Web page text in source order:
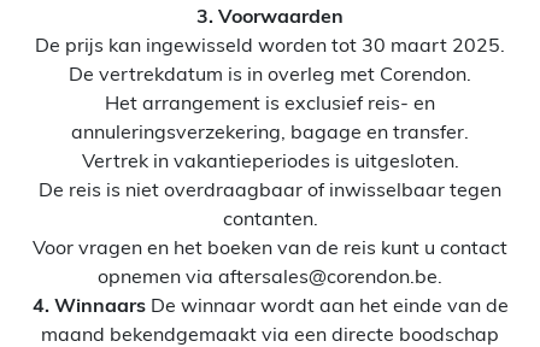
3. Voorwaarden
De prijs kan ingewisseld worden tot 30 maart 2025.
De vertrekdatum is in overleg met Corendon.
Het arrangement is exclusief reis- en
annuleringsverzekering, bagage en transfer.
Vertrek in vakantieperiodes is uitgesloten.
De reis is niet overdraagbaar of inwisselbaar tegen
contanten.
Voor vragen en het boeken van de reis kunt u contact
opnemen via aftersales@corendon.be.
4. WinnaarsDe winnaar wordt aan het einde van de
maand bekendgemaakt via een directe boodschap